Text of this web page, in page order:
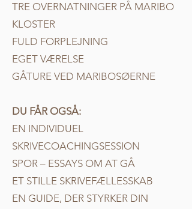
TRE OVERNATNINGER PÅ MARIBO
KLOSTER
FULD FORPLEJNING
EGET VÆRELSE
GÅTURE VED MARIBOSØERNE
DU FÅR OGSÅ:
EN INDIVIDUEL
SKRIVECOACHINGSESSION
SPOR – ESSAYS OM AT GÅ
ET STILLE SKRIVEFÆLLESSKAB
EN GUIDE, DER STYRKER DIN